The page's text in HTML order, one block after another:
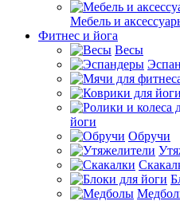
Мебель и
Фитнес и йога
Весы
йоги
Обручи